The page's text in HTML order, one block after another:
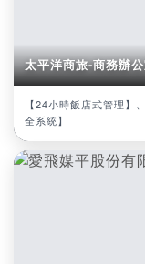
太平洋商旅-商務辦
【24小時飯店式管理】
全系統】